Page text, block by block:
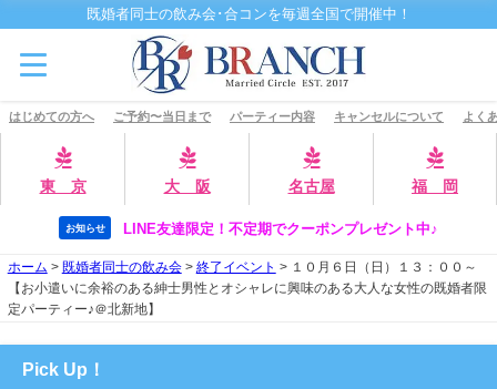
既婚者同士の飲み会･合コンを毎週全国で開催中！
はじめての方へ ご予約〜当日まで パーティー内容 キャンセルについて よく
東 京 大 阪 名古屋 福 岡
お知らせ LINE友達限定！不定期でクーポンプレゼント中♪
ホーム > 既婚者同士の飲み会> 終了イベント > １０月６日（日）１３：００～
【お小遣いに余裕のある紳士男性とオシャレに興味のある大人な女性の既婚者限
定パーティー♪＠北新地】
Pick Up！